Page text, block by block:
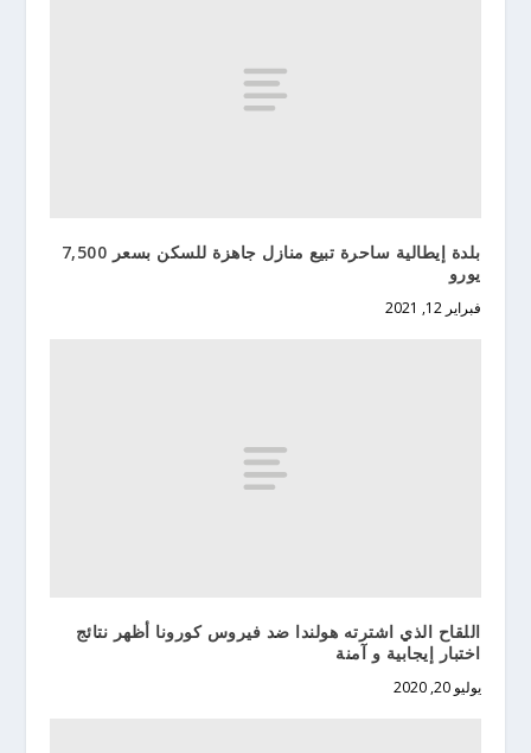
بلدة إيطالية ساحرة تبيع منازل جاهزة للسكن بسعر 7,500
يورو
فبراير 12, 2021
اللقاح الذي اشترته هولندا ضد فيروس كورونا أظهر نتائج
اختبار إيجابية و آمنة
يوليو 20, 2020